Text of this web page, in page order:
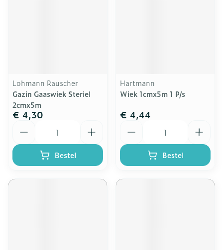
Lohmann Rauscher
Gazin Gaaswiek Steriel
2cmx5m
€ 4,30
Bestel
Hartmann
Wiek 1cmx5m 1 P/s
€ 4,44
Bestel